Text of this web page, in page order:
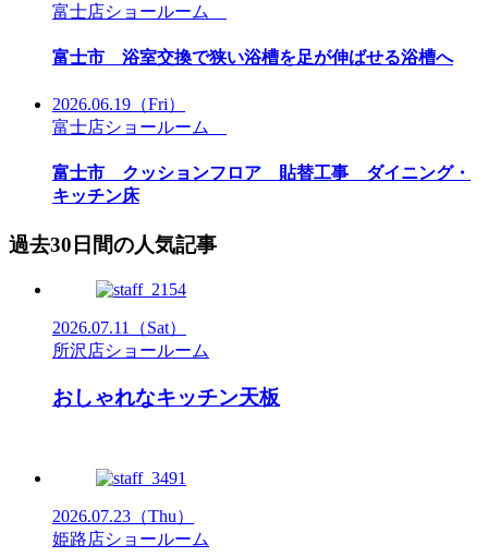
富士店ショールーム
富士市 浴室交換で狭い浴槽を足が伸ばせる浴槽へ
2026.06.19 （Fri）
富士店ショールーム
富士市 クッションフロア 貼替工事 ダイニング・
キッチン床
過去30日間の人気記事
2026.07.11
（Sat）
所沢店ショールーム
おしゃれなキッチン天板
2026.07.23 （Thu）
姫路店ショールーム